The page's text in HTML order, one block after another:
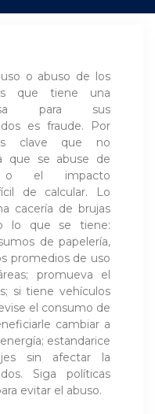
o abuso de los
que tiene una
para sus
es fraude. Por
clave que no
que se abuse de
o el impacto
de calcular. Lo
cacería de brujas
lo que se tiene:
de papelería,
promedios de uso
promueva el
si tiene vehículos
el consumo de
cambiar a
estandarice
sin afectar la
Siga políticas
evitar el abuso.